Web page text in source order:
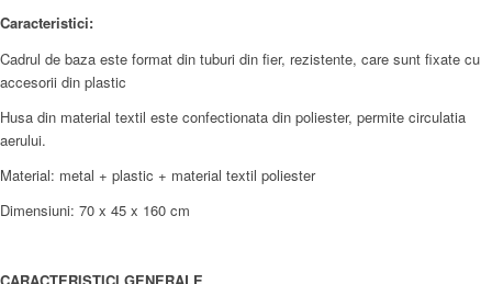
Caracteristici:
Cadrul de baza este format din tuburi din fier, rezistente, care sunt fixate cu
accesorii din plastic
Husa din material textil este confectionata din poliester, permite circulatia
aerului.
Material: metal + plastic + material textil poliester
Dimensiuni: 70 x 45 x 160 cm